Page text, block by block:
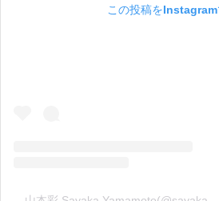
この投稿をInstagram